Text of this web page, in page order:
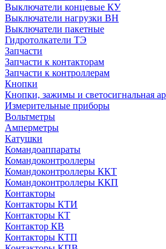
Выключатели концевые КУ
Выключатели нагрузки ВН
Выключатели пакетные
Гидротолкатели ТЭ
Запчасти
Запчасти к контакторам
Запчасти к контроллерам
Кнопки
Кнопки, зажимы и светосигнальная
Измерительные приборы
Вольтметры
Амперметры
Катушки
Командоаппараты
Командоконтроллеры
Командоконтроллеры ККТ
Командоконтроллеры ККП
Контакторы
Контакторы КТИ
Контакторы КТ
Контактор КВ
Контакторы КТП